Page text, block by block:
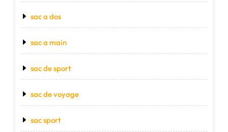
sac a dos
sac a main
sac de sport
sac de voyage
sac sport